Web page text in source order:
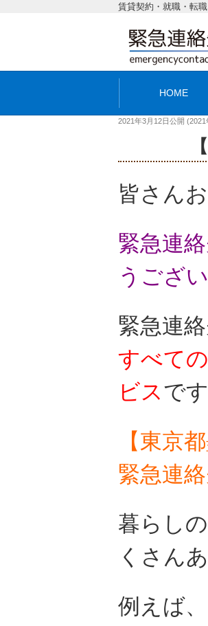
賃貸契約・就職・転
HOME
2021年3月12日公開 (2021
皆さん
緊急連
うござ
緊急連
すべて
ビスです
【東京
緊急連
暮らし
くさん
例えば、